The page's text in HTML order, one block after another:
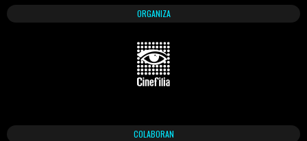
ORGANIZA
COLABORAN